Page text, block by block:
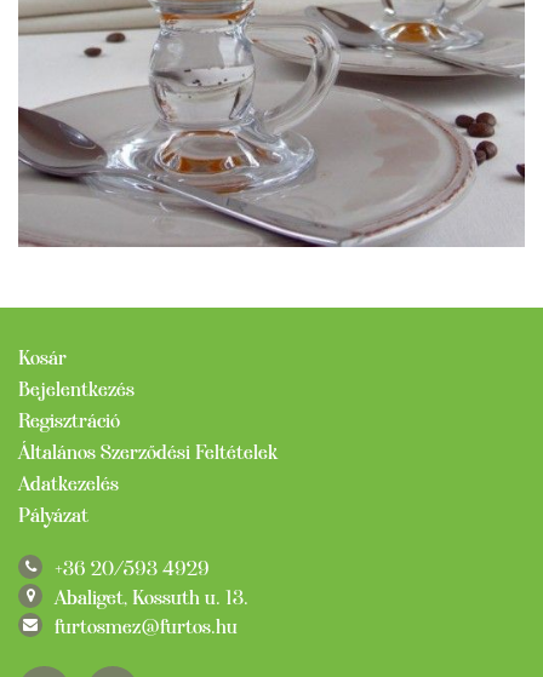
Kosár
Bejelentkezés
Regisztráció
Általános Szerződési Feltételek
Adatkezelés
Pályázat
+36 20/593 4929
Abaliget, Kossuth u. 13.
furtosmez@furtos.hu